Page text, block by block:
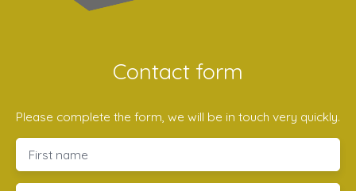
Contact form
Please complete the form, we will be in touch very quickly.
First name